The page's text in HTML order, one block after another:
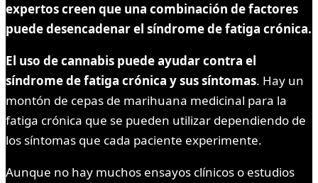
expertos creen que una combinación de factores
puede desencadenar el síndrome de fatiga crónica.
El uso de cannabis puede ayudar contra el
síndrome de fatiga crónica y sus síntomas. Hay un
montón de cepas de marihuana medicinal para la
fatiga crónica que se pueden utilizar dependiendo de
los síntomas que cada paciente experimente.
Aunque no hay muchos ensayos clínicos o estudios